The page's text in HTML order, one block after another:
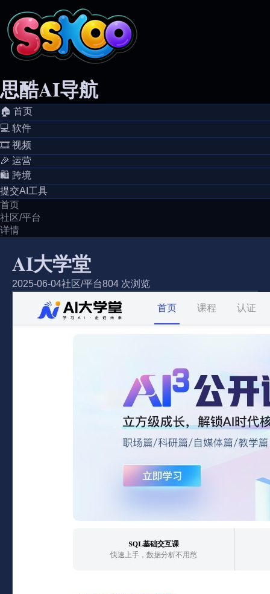
思酷AI导航
🏠️ 首页
💻️ 软件
🎞️ 视频
🎉 运营
🛍️ 跨境
提交AI工具
首页
社区/平台
详情
AI大学堂
2025-06-04社区/平台804 次浏览